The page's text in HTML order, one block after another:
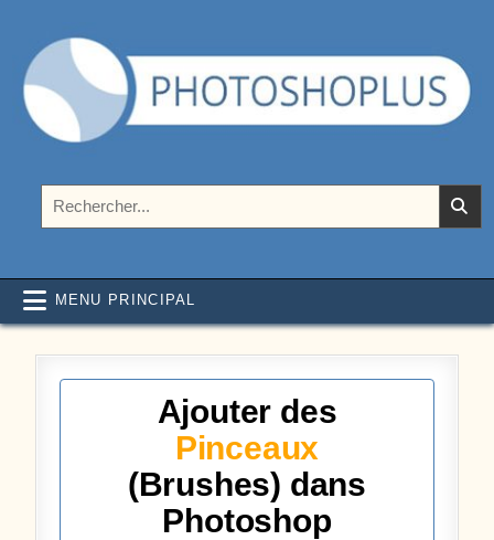
Photoshoplus
MENU PRINCIPAL
Ajouter des
Pinceaux
(Brushes) dans
Photoshop